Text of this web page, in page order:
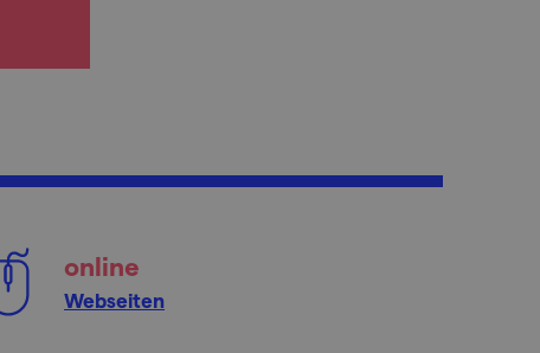
online
Webseiten